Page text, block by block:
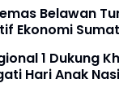
Belawan
Ekonomi
1 Dukung
Hari Anak